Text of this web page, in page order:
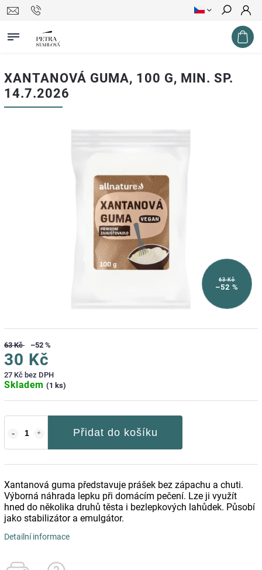
Hledat
XANTANOVÁ GUMA, 100 G, MIN. SP.
14.7.2026
63 Kč
–52 %
63 Kč –52 %
30 Kč
27 Kč bez DPH
Skladem (1 ks)
Přidat do košíku
Xantanová guma představuje prášek bez zápachu a chuti.
Výborná náhrada lepku při domácím pečení. Lze ji využít
hned do několika druhů těsta i bezlepkových lahůdek. Působí
jako stabilizátor a emulgátor.
Detailní informace